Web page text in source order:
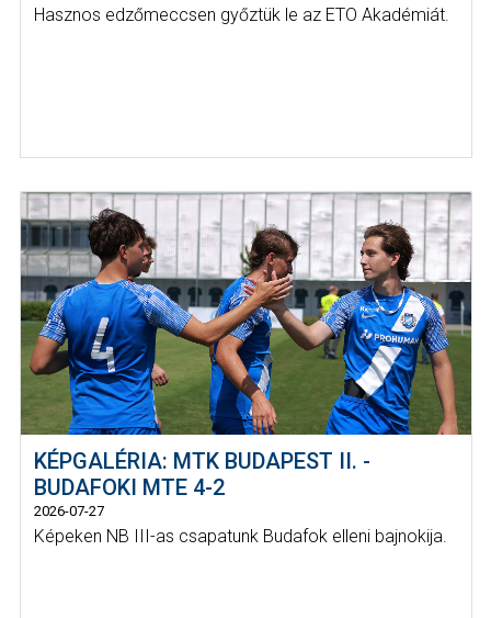
Hasznos edzőmeccsen győztük le az ETO Akadémiát.
KÉPGALÉRIA: MTK BUDAPEST II. -
BUDAFOKI MTE 4-2
2026-07-27
Képeken NB III-as csapatunk Budafok elleni bajnokija.